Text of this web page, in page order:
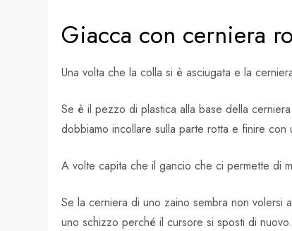
Giacca con cerniera
Una volta che la colla si è asciugata e la
Se è il pezzo di plastica alla base della
dobbiamo incollare sulla parte rotta e finire
A volte capita che il gancio che ci permette di
Se la cerniera di uno zaino sembra non volersi
uno schizzo perché il cursore si sposti di nuovo.